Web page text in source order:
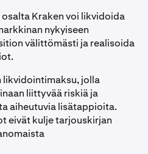
Kraken voi likvidoida
nykyiseen
välittömästi ja realisoida
likvidointimaksu, jolla
liittyvää riskiä ja
aiheutuvia lisätappioita.
eivät kulje tarjouskirjan